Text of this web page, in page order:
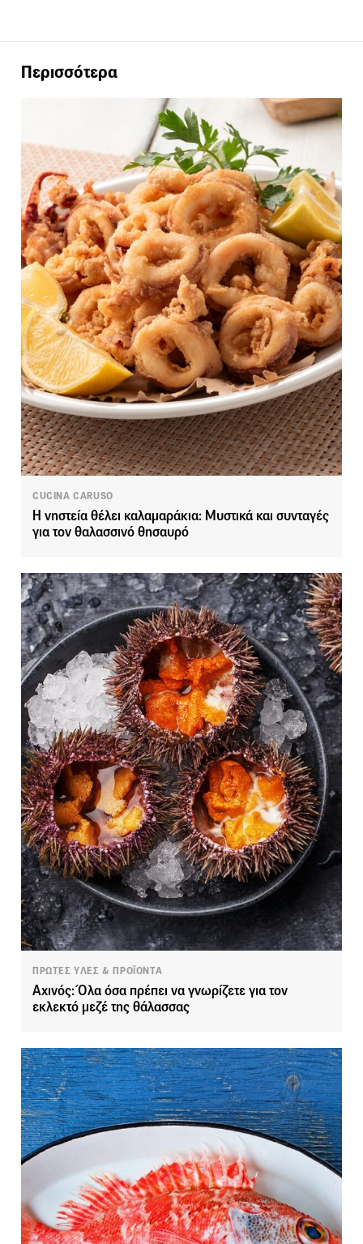
Περισσότερα
CUCINA CARUSO
Η νηστεία θέλει καλαμαράκια: Μυστικά και συνταγές
για τον θαλασσινό θησαυρό
ΠΡΩΤΕΣ ΥΛΕΣ & ΠΡΟΪΟΝΤΑ
Αχινός: Όλα όσα πρέπει να γνωρίζετε για τον
εκλεκτό μεζέ της θάλασσας